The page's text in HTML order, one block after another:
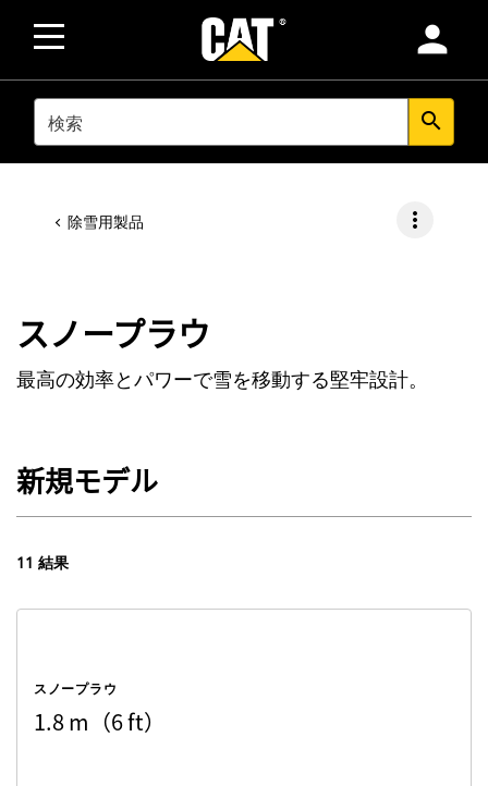
person
SEARCH search
除雪用製品 more_vert
スノープラウ
最高の効率とパワーで雪を移動する堅牢設計。
新規モデル
11 結果
スノープラウ
1.8 m（6 ft）